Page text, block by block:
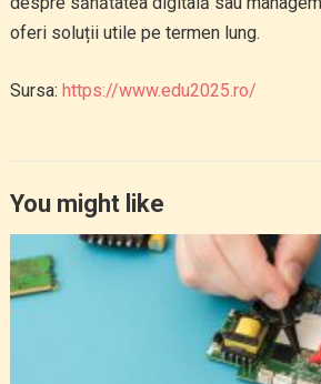
oferi soluții utile pe termen lung.
Sursa: https://www.edu2025.ro/
You might like